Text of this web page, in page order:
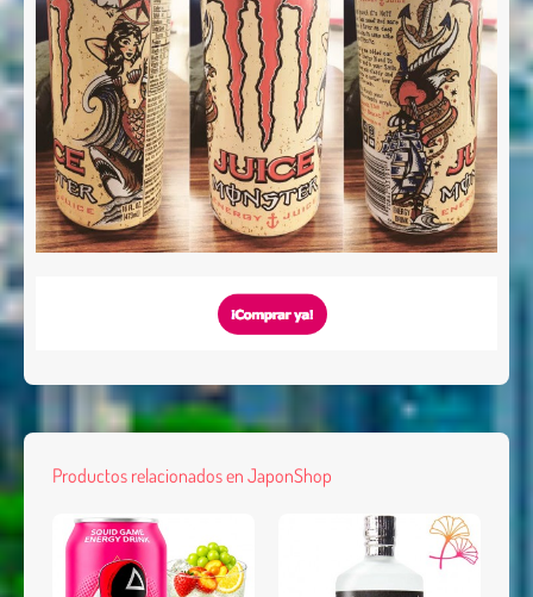
Productos relacionados en JaponShop